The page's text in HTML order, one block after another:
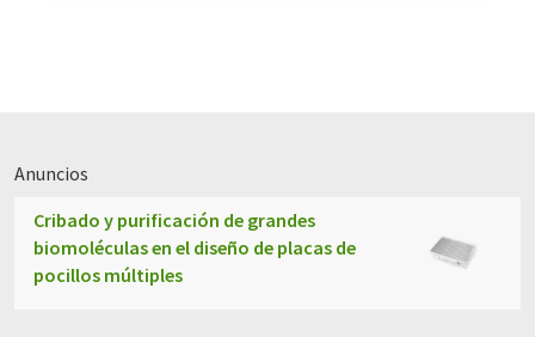
Anuncios
Cribado y purificación de grandes
biomoléculas en el diseño de placas de
pocillos múltiples